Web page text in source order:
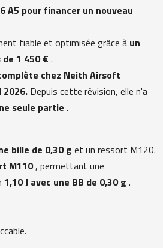
A5 pour financer un nouveau
fiable et optimisée grâce à un
1 450 € .
chez Neith Airsoft
2026. Depuis cette révision, elle n'a
seule partie .
bille de 0,30 g et un ressort M120.
M110, permettant une
1,10 J avec une BB de 0,30 g .